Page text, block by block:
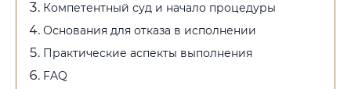
Компетентный суд и начало процедуры
Основания для отказа в исполнении
Практические аспекты выполнения
FAQ